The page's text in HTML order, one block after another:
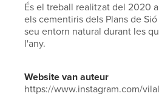
És el treball realitzat del 2020
els cementiris dels Plans de Sió
seu entorn natural durant les
l'any.
Website van auteur
https://www.instagram.com/